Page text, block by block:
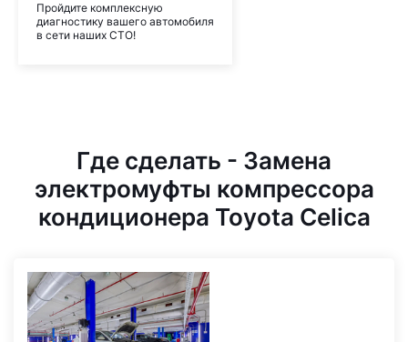
Пройдите комплексную
диагностику вашего автомобиля
в сети наших СТО!
Где сделать - Замена
электромуфты компрессора
кондиционера Toyota Celica